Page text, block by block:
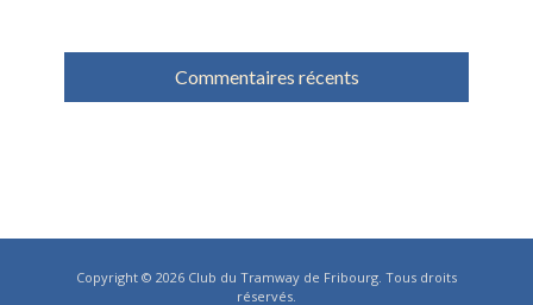
Commentaires récents
Copyright © 2026 Club du Tramway de Fribourg. Tous droits
réservés.